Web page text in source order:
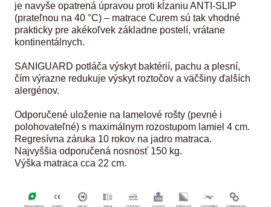
je navyše opatrená úpravou proti kĺzaniu ANTI-SLIP
(prateľnou na 40 °C) – matrace Curem sú tak vhodné
prakticky pre akékoľvek základne postelí, vrátane
kontinentálnych.
SANIGUARD potláča výskyt baktérií, pachu a plesní,
čím výrazne redukuje výskyt roztočov a väčšiny ďalších
alergénov.
Odporučené uloženie na lamelové rošty (pevné i
polohovateľné) s maximálnym rozostupom lamiel 4 cm.
Regresívna záruka 10 rokov na jadro matraca.
Najvyššia odporučená nosnosť 150 kg.
Výška matraca cca 22 cm.